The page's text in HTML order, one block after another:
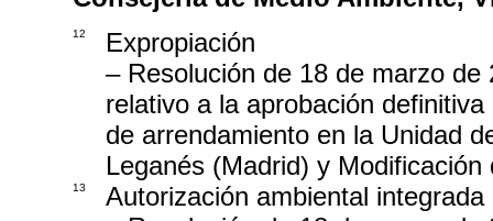
12
Expropiación
– Resolución de 18 de marzo
relativo a la aprobación
de arrendamiento en la Unidad
Leganés (Madrid) y
13
Autorización ambiental integrada